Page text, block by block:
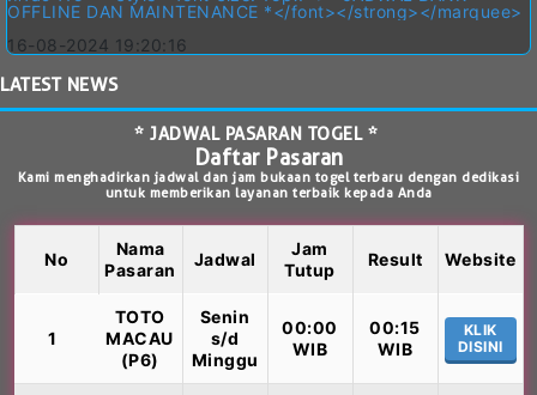
OFFLINE DAN MAINTENANCE *</font></strong></marquee>
16-08-2024 19:20:16
LATESTNEWS
* JADWAL PASARAN TOGEL *
Daftar Pasaran
Kami menghadirkan jadwal dan jam bukaan togel terbaru dengan dedikasi
untuk memberikan layanan terbaik kepada Anda
No
Nama
Pasaran
Jadwal
Jam
Tutup
Result Website
1
TOTO
MACAU
(P6)
Senin
s/d
Minggu
00:00
WIB
00:15
WIB
KLIK
DISINI